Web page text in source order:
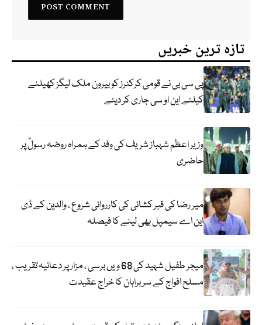
تازہ ترین خبریں
پی سی بی نے قومی کرکٹرز کو بیرون ملک لیگز کھیلنے
کیلئے این او سی جاری کر دیئے
وزیر اعظم شہباز شریف کی وفد کے ہمراہ روضہ رسولؐ پر
حاضری
میر رضا کی قبر کشائی کی کارروائی شروع ، والدین کے ڈی
این اے سیمپل بھی لینے کا فیصلہ
میجر طفیل شہید کی 68 ویں برسی ، مزار پر دعائیہ تقریب ،
مسلح افواج کے سربراہان کا خراج عقیدت